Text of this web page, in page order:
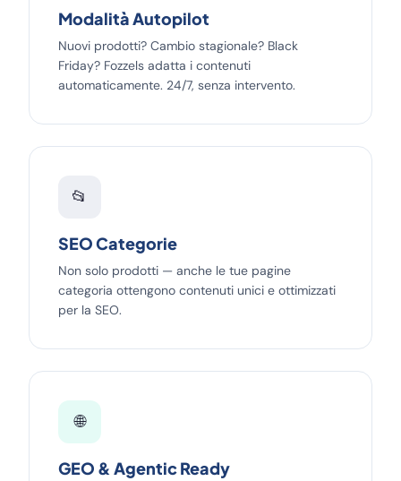
Modalità Autopilot
Nuovi prodotti? Cambio stagionale? Black
Friday? Fozzels adatta i contenuti
automaticamente. 24/7, senza intervento.
📂
SEO Categorie
Non solo prodotti — anche le tue pagine
categoria ottengono contenuti unici e ottimizzati
per la SEO.
🌐
GEO & Agentic Ready